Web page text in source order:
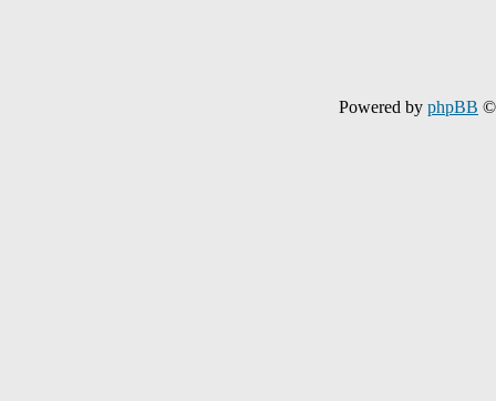
Powered by phpBB ©